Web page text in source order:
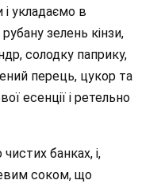
і укладаємо в
зелень кінзи,
солодку паприку,
перець, цукор та
есенції і ретельно
чистих банках, і,
соком, що